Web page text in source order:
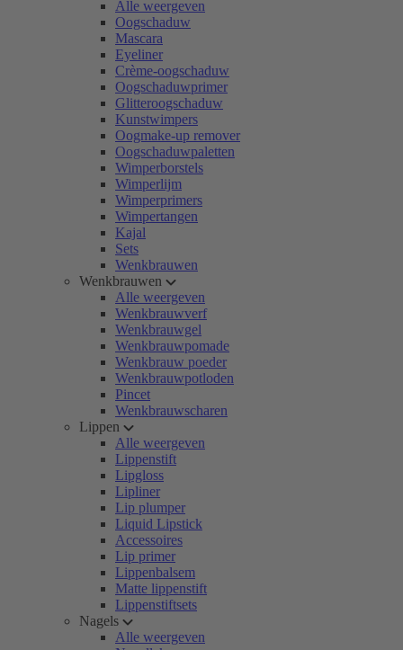
Alle weergeven
Oogschaduw
Mascara
Eyeliner
Crème-oogschaduw
Oogschaduwprimer
Glitteroogschaduw
Kunstwimpers
Oogmake-up remover
Oogschaduwpaletten
Wimperborstels
Wimperlijm
Wimperprimers
Wimpertangen
Kajal
Sets
Wenkbrauwen
Wenkbrauwen
Alle weergeven
Wenkbrauwverf
Wenkbrauwgel
Wenkbrauwpomade
Wenkbrauw poeder
Wenkbrauwpotloden
Pincet
Wenkbrauwscharen
Lippen
Alle weergeven
Lippenstift
Lipgloss
Lipliner
Lip plumper
Liquid Lipstick
Accessoires
Lip primer
Lippenbalsem
Matte lippenstift
Lippenstiftsets
Nagels
Alle weergeven